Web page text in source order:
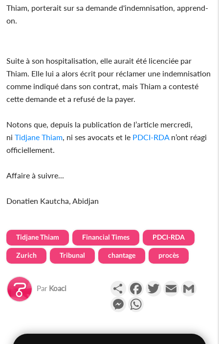
Thiam, porterait sur sa demande d'indemnisation, apprend-
on.
Suite à son hospitalisation, elle aurait été licenciée par
Thiam. Elle lui a alors écrit pour réclamer une indemnisation
comme indiqué dans son contrat, mais Thiam a contesté
cette demande et a refusé de la payer.
Notons que, depuis la publication de l’article mercredi,
niTidjane Thiam , ni ses avocats et le PDCI-RDA n’ont réagi
officiellement.
Affaire à suivre...
Donatien Kautcha, Abidjan
Tidjane Thiam Financial Times PDCI-RDA
Zurich Tribunal chantage procès
Par Koaci PartagerFacebookTwitterEmail
Messenger